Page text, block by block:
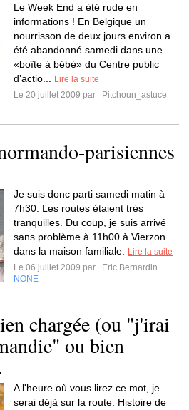
Le Week End a été rude en
informations ! En Belgique un
nourrisson de deux jours environ a
été abandonné samedi dans une
«boîte à bébé» du Centre public
d’actio...
Lire la suite
Le 20 juillet 2009 par
Pitchoun_astuce
parisiennes
Je suis donc parti samedi matin à
7h30. Les routes étaient très
tranquilles. Du coup, je suis arrivé
sans problème à 11h00 à Vierzon
dans la maison familiale.
Lire la suite
Le 06 juillet 2009 par
Eric Bernardin
NONE
chargée (ou "j'irai
ou bien
A l'heure où vous lirez ce mot, je
serai déjà sur la route. Histoire de